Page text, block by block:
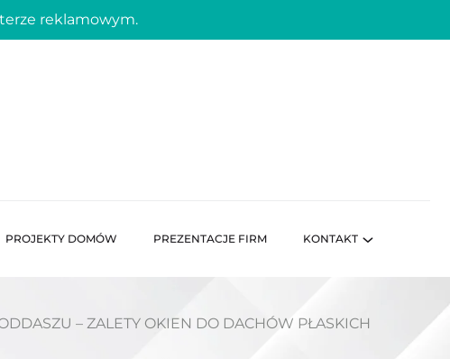
reklamowym.
PROJEKTY DOMÓW PREZENTACJE FIRM KONTAKT
– ZALETY OKIEN DO DACHÓW PŁASKICH